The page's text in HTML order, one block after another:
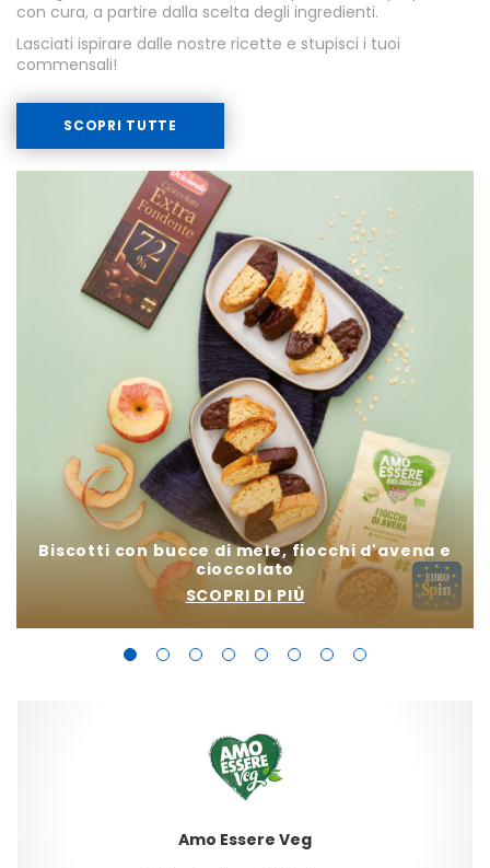
con cura, a partire dalla scelta degli ingredienti.
Lasciati ispirare dalle nostre ricette e stupisci i tuoi
commensali!
SCOPRI TUTTE
Biscotti con bucce di mele, fiocchi d'avena e
cioccolato
SCOPRI DI PIÙ
Amo Essere Veg